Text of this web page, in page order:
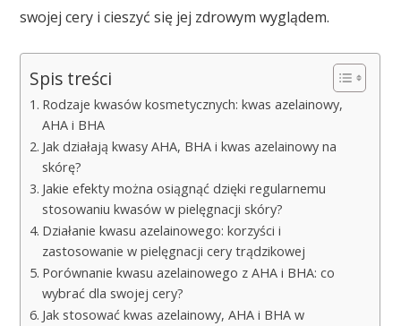
swojej cery i cieszyć się jej zdrowym wyglądem.
Spis treści
Rodzaje kwasów kosmetycznych: kwas azelainowy,
AHA i BHA
Jak działają kwasy AHA, BHA i kwas azelainowy na
skórę?
Jakie efekty można osiągnąć dzięki regularnemu
stosowaniu kwasów w pielęgnacji skóry?
Działanie kwasu azelainowego: korzyści i
zastosowanie w pielęgnacji cery trądzikowej
Porównanie kwasu azelainowego z AHA i BHA: co
wybrać dla swojej cery?
Jak stosować kwas azelainowy, AHA i BHA w